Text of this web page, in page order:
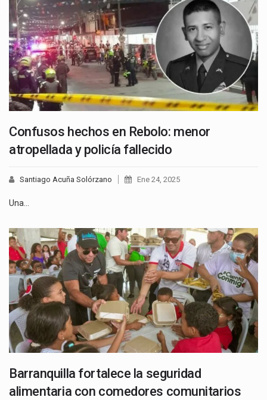
Confusos hechos en Rebolo: menor
atropellada y policía fallecido
Santiago Acuña Solórzano Ene 24, 2025
Una…
Barranquilla fortalece la seguridad
alimentaria con comedores comunitarios